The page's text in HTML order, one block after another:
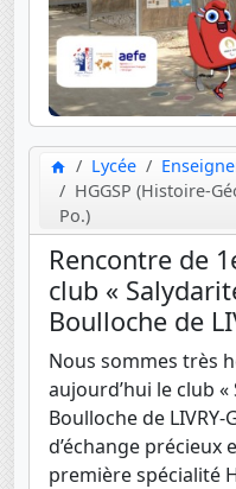
Lycée
HGGSP (Histoire-
Po.)
Rencontre de
club «
Boulloche de
Nous sommes très
aujourd’hui le club
Boulloche de LIVRY-
d’échange précieux
première spécialité